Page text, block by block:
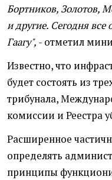
Бортников, Золотов,
и другие. Сегодня все
Гаагу", - отметил
Известно, что
будет состоять из
трибунала,
комиссии и Реестра
Расширенное
определять
принципы